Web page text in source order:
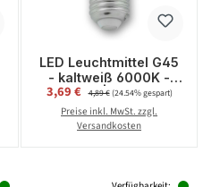
LED Leuchtmittel G45
- kaltweiß 6000K -
E27 - 1W | SATISFIRE
Verkaufspreis:
3,69 € Regulärer Preis:
4,89 €(24.54% gespart)
Preise inkl. MwSt. zzgl.
Versandkosten